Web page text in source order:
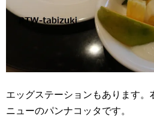
エッグステーションもあります。
ニューのパンナコッタです。